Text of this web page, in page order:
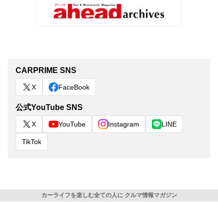
CARPRIME SNS
X FaceBook
公式YouTube SNS
X YouTube Instagram LINE
TikTok
カーライフを楽しむ全ての人に クルマ情報マガジン